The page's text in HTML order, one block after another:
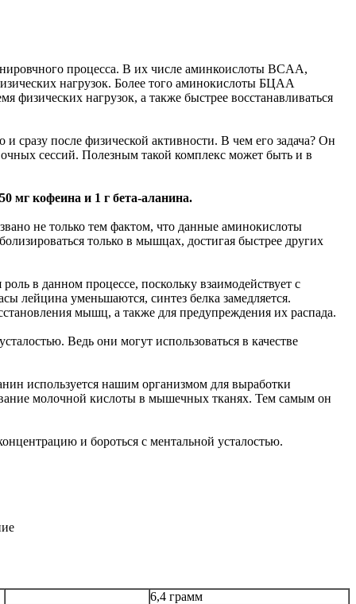
процесса. В их числе аминкоислоты BCAA,
нагрузок. Более того аминокислоты БЦАА
нагрузок, а также быстрее восстанавливаться
сразу после физической активности. В чем его задача? Он
сессий. Полезным такой комплекс может быть и в
мг кофеина и 1 г бета-аланина.
не только тем фактом, что данные аминокислоты
только в мышцах, достигая быстрее других
в данном процессе, поскольку взаимодействует с
лейцина уменьшаются, синтез белка замедляется.
мышц, а также для предупреждения их распада.
Ведь они могут использоваться в качестве
используется нашим организмом для выработки
молочной кислоты в мышечных тканях. Тем самым он
и бороться с ментальной усталостью.
6,4 грамм